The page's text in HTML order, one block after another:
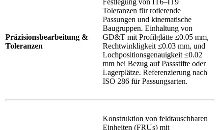
Präzisionsbearbeitung &
Toleranzen
Toleranzen für rotierende
Passungen und kinematische
Baugruppen. Einhaltung von
GD&T mit Profilglätte ≤0.05 mm,
Rechtwinkligkeit ≤0.03 mm, und
Lochpositionsgenauigkeit ≤0.02
mm bei Bezug auf Passstifte oder
Lagerplätze. Referenzierung nach
ISO 286 für Passungsarten.
Konstruktion von feldtauschbaren
Einheiten (FRUs) mit